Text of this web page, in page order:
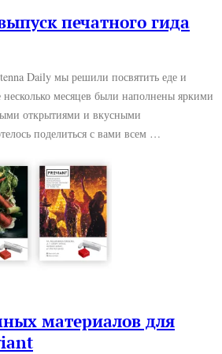
печатного гида
Daily мы решили посвятить еде и
месяцев были наполнены яркими
открытиями и вкусными
поделиться с вами всем …
материалов для